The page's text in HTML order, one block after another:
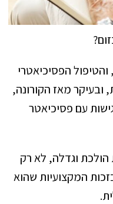
הפסיכיאטרי
ובעיקר מאז הקורונה,
עם פסיכיאטר
הולכת וגדלה, לא רק
המקצועיות שהוא